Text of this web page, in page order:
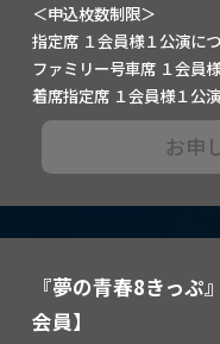
＜申込枚数制限＞
指定席 １会員様１公演に
ファミリー号車席 １会員
着席指定席 １会員様１公
お申
『夢の青春8きっ
会員】